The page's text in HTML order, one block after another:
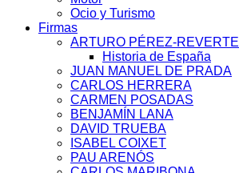
Ocio y Turismo
Firmas
ARTURO PÉREZ-REVERTE
Historia de España
JUAN MANUEL DE PRADA
CARLOS HERRERA
CARMEN POSADAS
BENJAMÍN LANA
DAVID TRUEBA
ISABEL COIXET
PAU ARENÓS